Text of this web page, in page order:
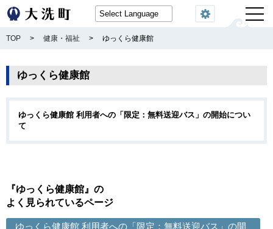
閲覧機能
TOP > 健康・福祉 > ゆっくら健康館
ゆっくら健康館
ゆっくら健康館 利用者への「限定：無料送迎バス」の開始につい
て
『ゆっくら健康館』の
よく見られているページ
ゆっくら健康館 利用者への「限定：無料送迎バス」の開